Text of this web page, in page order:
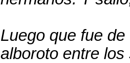
Luego que fue
alboroto entre